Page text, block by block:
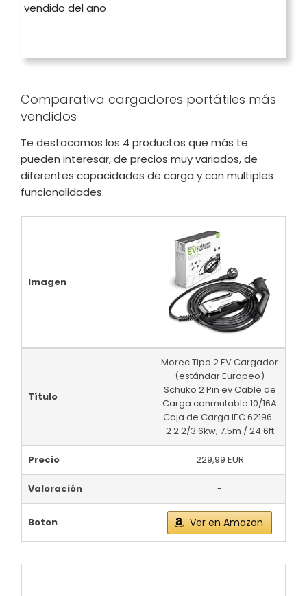
vendido del año
Comparativa cargadores portátiles más
vendidos
Te destacamos los 4 productos que más te
pueden interesar, de precios muy variados, de
diferentes capacidades de carga y con multiples
funcionalidades.
Imagen
Título
Morec Tipo 2 EV Cargador
(estándar Europeo)
Schuko 2 Pin ev Cable de
Carga conmutable 10/16A
Caja de Carga IEC 62196-
2 2.2/3.6kw, 7.5m / 24.6ft
Precio 229,99 EUR
Valoración -
Boton Ver en Amazon